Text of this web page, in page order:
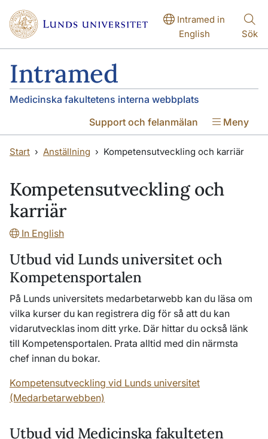
Hoppa till huvudinnehåll
Hoppa till huvudinnehåll
Intramed in
English
Sök
Intramed
Medicinska fakultetens interna webbplats
Support och felanmälan
Meny
Start Anställning Kompetensutveckling och karriär
Kompetensutveckling och
karriär
In English
Utbud vid Lunds universitet och
Kompetensportalen
På Lunds universitets medarbetarwebb kan du läsa om
vilka kurser du kan registrera dig för så att du kan
vidarutvecklas inom ditt yrke. Där hittar du också länk
till Kompetensportalen. Prata alltid med din närmsta
chef innan du bokar.
Kompetensutveckling vid Lunds universitet
(Medarbetarwebben)
Utbud vid Medicinska fakulteten